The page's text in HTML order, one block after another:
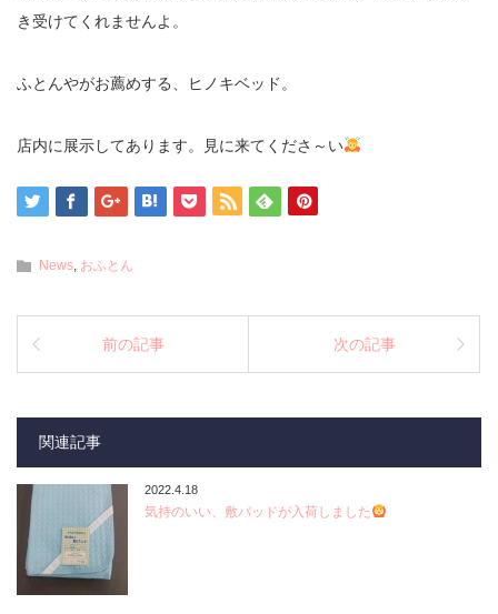
き受けてくれませんよ。
ふとんやがお薦めする、ヒノキベッド。
店内に展示してあります。見に来てくださ～い
News, おふとん
前の記事 次の記事
関連記事
2022.4.18
気持のいい、敷パッドが入荷しました